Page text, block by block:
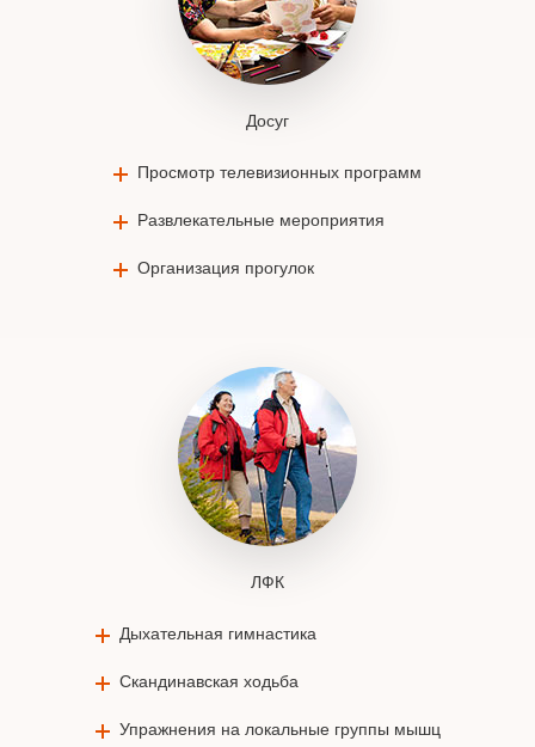
Досуг
Просмотр телевизионных программ
Развлекательные мероприятия
Организация прогулок
ЛФК
Дыхательная гимнастика
Скандинавская ходьба
Упражнения на локальные группы мышц